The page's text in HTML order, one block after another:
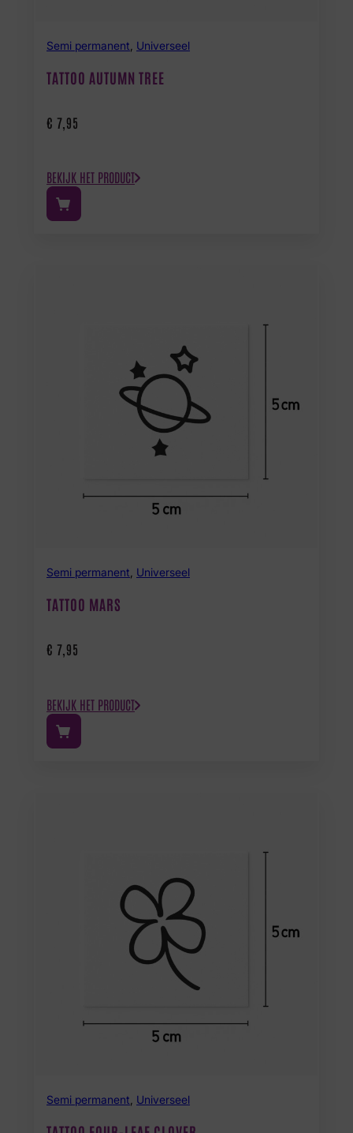
Semi permanent Universeel
TATTOO AUTUMN TREE
€ 7,95
BEKIJK HET PRODUCT
Semi permanent Universeel
TATTOO MARS
€ 7,95
BEKIJK HET PRODUCT
Semi permanent Universeel